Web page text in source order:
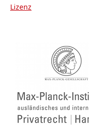
Lizenz